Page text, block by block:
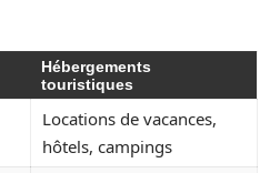
Hébergements
touristiques
Locations de vacances,
hôtels, campings